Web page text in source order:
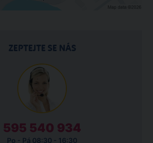
ZEPTEJTE SE NÁS
595 540 934
Po - Pá 08:30 - 16:30